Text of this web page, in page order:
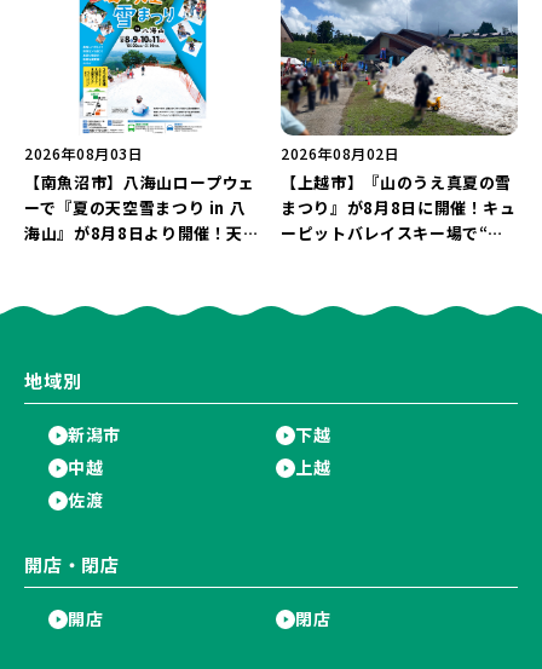
2026年08月03日
【南魚沼市】八海山ロープウェ
ーで『夏の天空雪まつり in 八
海山』が8月8日より開催！天然
2026年08月02日
【上越市】『山のうえ真夏の雪
まつり』が8月8日に開催！キュ
ーピットバレイスキー場で“真
地域別
新潟市
下越
中越
上越
佐渡
開店・閉店
開店 閉店